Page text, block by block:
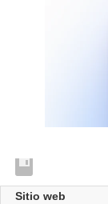
Sitio web